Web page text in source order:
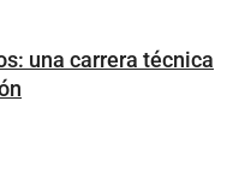
una carrera técnica